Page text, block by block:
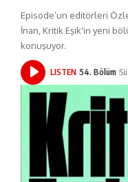
Episode’un editörleri
İnan, Kritik Eşik'in yeni
konuşuyor.
LISTEN 54. Bölüm